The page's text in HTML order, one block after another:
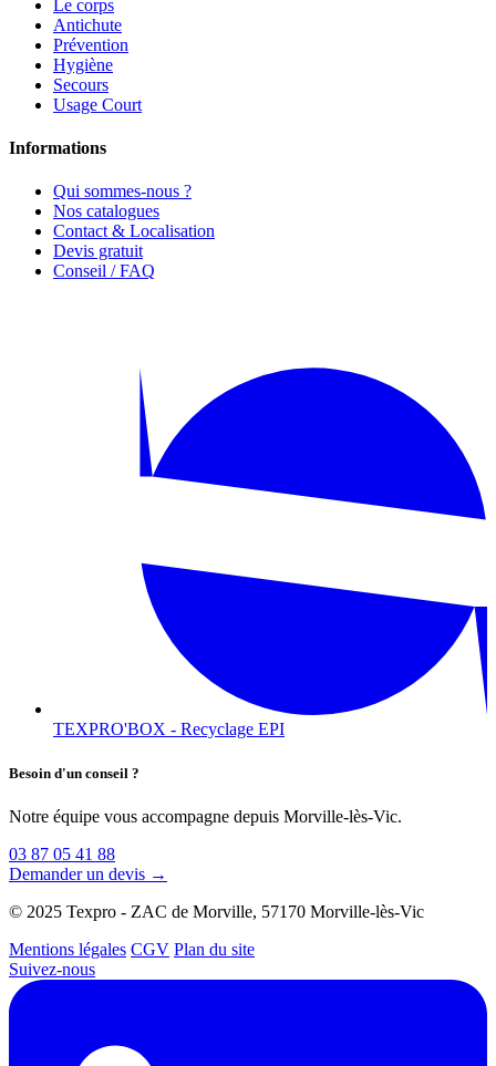
Le corps
Antichute
Prévention
Hygiène
Secours
Usage Court
Informations
Qui sommes-nous ?
Nos catalogues
Contact & Localisation
Devis gratuit
Conseil / FAQ
TEXPRO'BOX - Recyclage EPI
Besoin d'un conseil ?
Notre équipe vous accompagne depuis Morville-lès-Vic.
03 87 05 41 88
Demander un devis →
© 2025 Texpro - ZAC de Morville, 57170 Morville-lès-Vic
Mentions légales CGV Plan du site
Suivez-nous